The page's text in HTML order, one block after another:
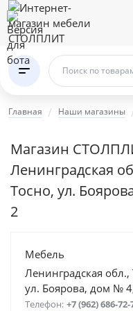
Поиск по
Главная Наши магазины
Магазин
Ленинградская
Тосно, ул.
2
Мебель
Ленинградская
ул. Боярова, дом №
Телефон: +7 (962) 686-72-